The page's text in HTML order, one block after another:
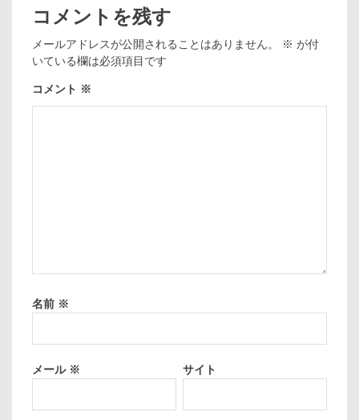
コメントを残す
メールアドレスが公開されることはありません。 ※ が付
いている欄は必須項目です
コメント ※
名前 ※
メール ※ サイト